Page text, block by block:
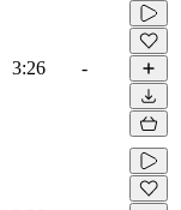
3:26 -